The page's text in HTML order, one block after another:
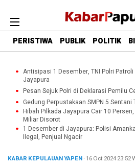
PERISTIWA PUBLIK POLITIK
Antisipasi 1 Desember, TNI Polri
Jayapura
Pesan Sejuk Polri di Deklarasi Pemilu
Gedung Perpustakaan SMPN 5 Sentani
Hibah Pilkada Jayapura Cair 10
Miliar Disorot
1 Desember di Jayapura: Polisi
Ilegal, Penjual Ngacir
KABAR KEPULAUAN YAPEN· 16 Oct 202423:52